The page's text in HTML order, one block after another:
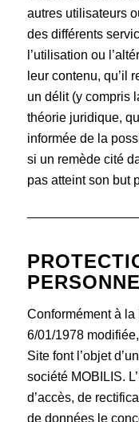
autres utilisateurs
des différents
l’utilisation ou
leur contenu, qu’il
un délit (y compris
théorie juridique,
informée de la
si un remède cité
pas atteint son but
Conformément à
6/01/1978
Site font l’objet
société MOBILIS.
d’accès, de
de données le